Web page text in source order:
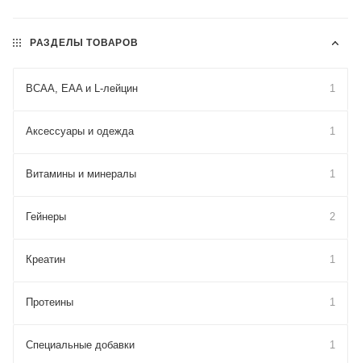
РАЗДЕЛЫ ТОВАРОВ
BCAA, EAA и L-лейцин 1
Аксессуары и одежда 1
Витамины и минералы 1
Гейнеры 2
Креатин 1
Протеины 1
Специальные добавки 1